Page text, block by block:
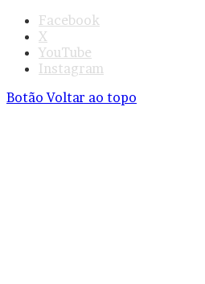
Facebook
X
YouTube
Instagram
Botão Voltar ao topo